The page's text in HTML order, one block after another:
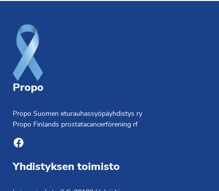
Propo
Propo Suomen eturauhassyöpäyhdistys ry
Propo Finlands prostatacancerförening rf
Facebook
Yhdistyksen toimisto